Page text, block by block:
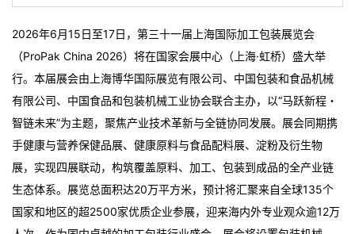
2026年6月15日至17日，第三十一届上海国际加工包装展览会
（ProPak China 2026）将在国家会展中心（上海·虹桥）盛大举
行。本届展会由上海博华国际展览有限公司、中国包装和食品机械
有限公司、中国食品和包装机械工业协会联合主办，以“马跃新程・
智链未来”为主题，聚焦产业技术革新与全链协同发展。展会同期携
手健康与营养保健品展、健康原料与食品配料展、淀粉及衍生物
展，实现四展联动，构筑覆盖原料、加工、包装到成品的全产业链
生态体系。展览总面积达20万平方米，预计将汇聚来自全球135个
国家和地区的超2500家优质企业参展，迎来海内外专业观众逾12万